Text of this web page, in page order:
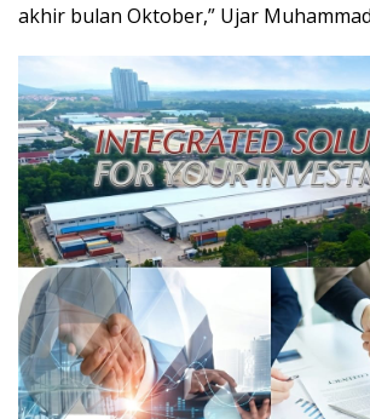
akhir bulan Oktober,” Ujar